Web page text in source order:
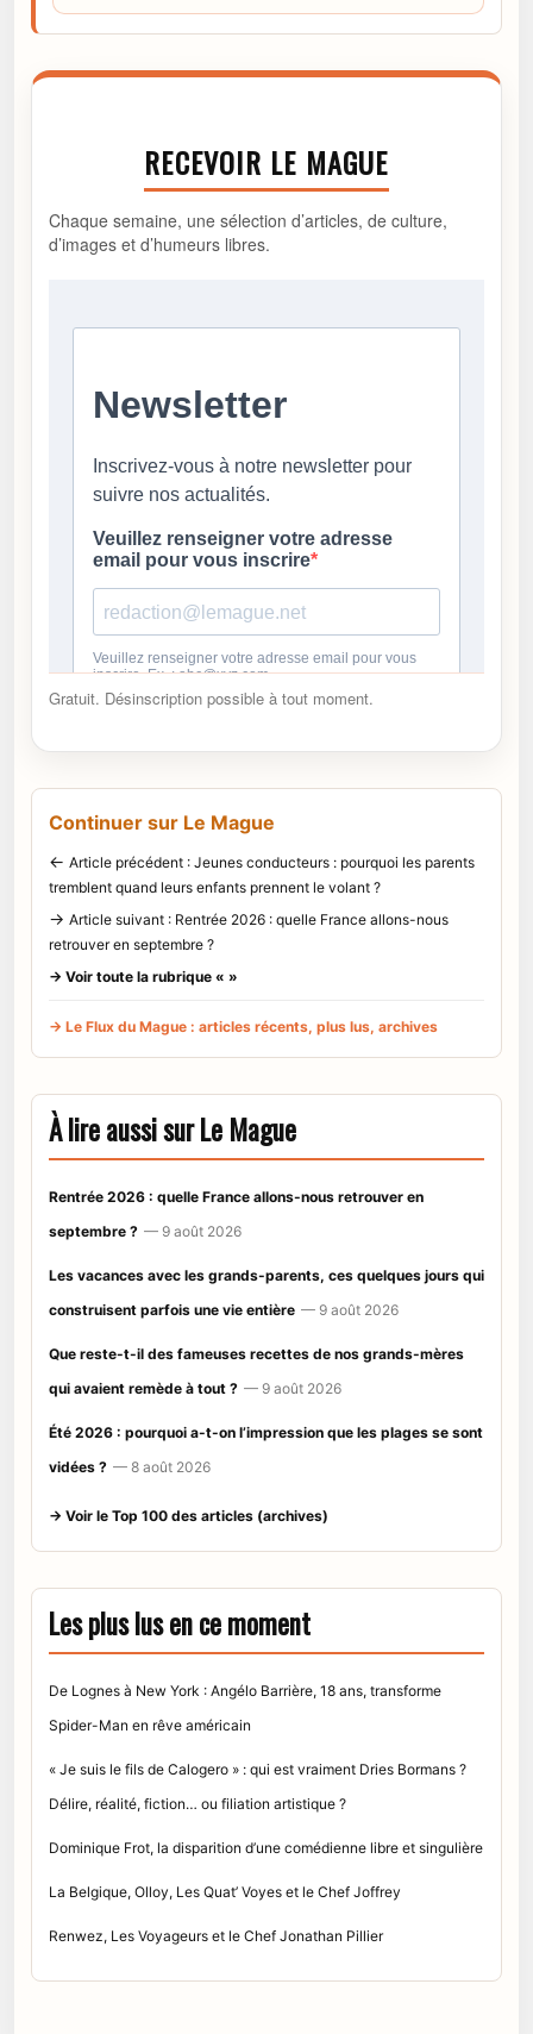
RECEVOIR LE MAGUE
Chaque semaine, une sélection d’articles, de culture,
d’images et d’humeurs libres.
Gratuit. Désinscription possible à tout moment.
Continuer sur Le Mague
← Article précédent : Jeunes conducteurs : pourquoi les parents
tremblent quand leurs enfants prennent le volant ?
→ Article suivant : Rentrée 2026 : quelle France allons-nous
retrouver en septembre ?
→ Voir toute la rubrique « »
→ Le Flux du Mague : articles récents, plus lus, archives
À lire aussi sur Le Mague
Rentrée 2026 : quelle France allons-nous retrouver en
septembre ? — 9 août 2026
Les vacances avec les grands-parents, ces quelques jours qui
construisent parfois une vie entière — 9 août 2026
Que reste-t-il des fameuses recettes de nos grands-mères
qui avaient remède à tout ? — 9 août 2026
Été 2026 : pourquoi a-t-on l’impression que les plages se sont
vidées ? — 8 août 2026
→ Voir le Top 100 des articles (archives)
Les plus lus en ce moment
De Lognes à New York : Angélo Barrière, 18 ans, transforme
Spider-Man en rêve américain
« Je suis le fils de Calogero » : qui est vraiment Dries Bormans ?
Délire, réalité, fiction… ou filiation artistique ?
Dominique Frot, la disparition d’une comédienne libre et singulière
La Belgique, Olloy, Les Quat’ Voyes et le Chef Joffrey
Renwez, Les Voyageurs et le Chef Jonathan Pillier